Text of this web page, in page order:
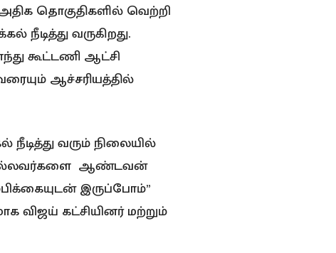
தொகுதிகளில் வெற்றி
நீடித்து வருகிறது.
கூட்டணி ஆட்சி
ஆச்சரியத்தில்
வரும் நிலையில்
“நல்லவர்களை ஆண்டவன்
இருப்போம்”
விஜய் கட்சியினர் மற்றும்